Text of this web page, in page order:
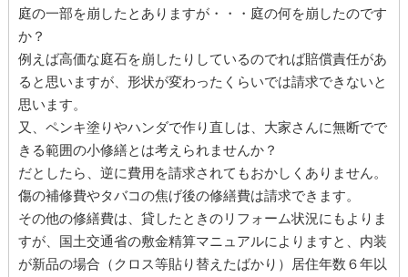
庭の一部を崩したとありますが・・・庭の何を崩したのです
か？
例えば高価な庭石を崩したりしているのでれば賠償責任があ
ると思いますが、形状が変わったくらいでは請求できないと
思います。
又、ペンキ塗りやハンダで作り直しは、大家さんに無断でで
きる範囲の小修繕とは考えられませんか？
だとしたら、逆に費用を請求されてもおかしくありません。
傷の補修費やタバコの焦げ後の修繕費は請求できます。
その他の修繕費は、貸したときのリフォーム状況にもよりま
すが、国土交通省の敷金精算マニュアルによりますと、内装
が新品の場合（クロス等貼り替えたばかり）居住年数６年以